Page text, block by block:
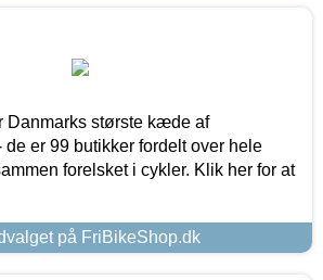
Danmarks største kæde af
de er 99 butikker fordelt over hele
forelsket i cykler. Klik her for at
på FriBikeShop.dk